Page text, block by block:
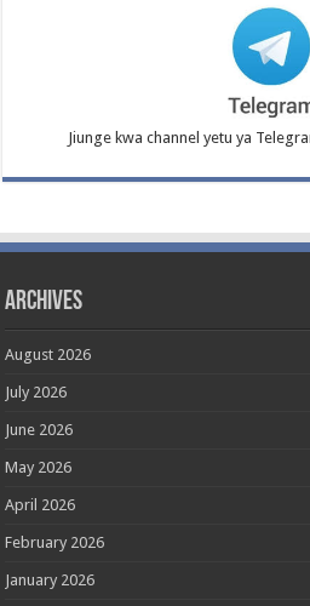
Jiunge kwa channel yetu ya
Archives
August 2026
July 2026
June 2026
May 2026
April 2026
February 2026
January 2026